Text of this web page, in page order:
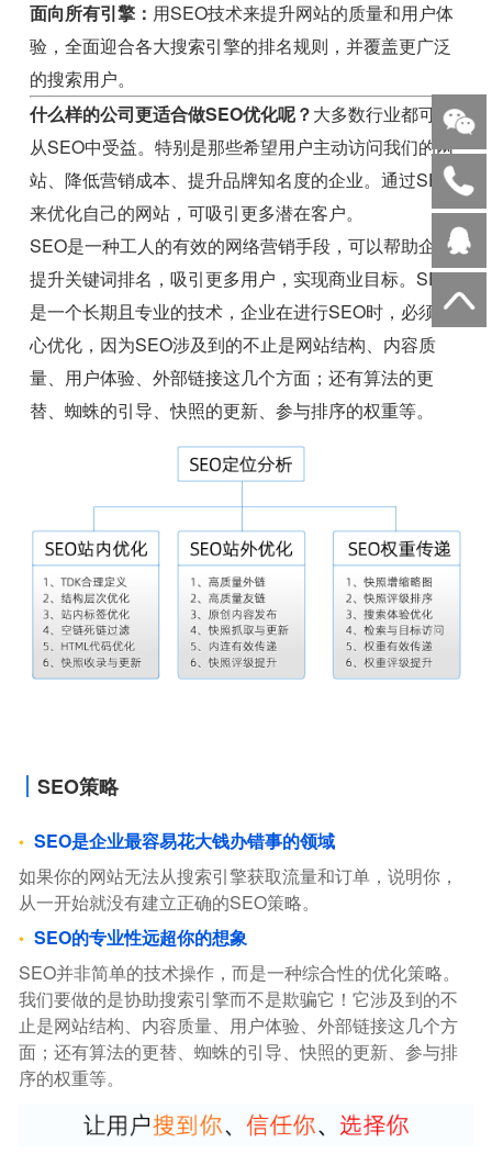
面向所有引擎： 用SEO技术来提升网站的质量和用户体
验，全面迎合各大搜索引擎的排名规则，并覆盖更广泛
的搜索用户。
什么样的公司更适合做SEO优化呢？大多数行业都可以
从SEO中受益。特别是那些希望用户主动访问我们的网
站、降低营销成本、提升品牌知名度的企业。通过SEO
来优化自己的网站，可吸引更多潜在客户。
SEO是一种工人的有效的网络营销手段，可以帮助企业
提升关键词排名，吸引更多用户，实现商业目标。SEO
是一个长期且专业的技术，企业在进行SEO时，必须耐
心优化，因为SEO涉及到的不止是网站结构、内容质
量、用户体验、外部链接这几个方面；还有算法的更
替、蜘蛛的引导、快照的更新、参与排序的权重等。
SEO策略
SEO是企业最容易花大钱办错事的领域
如果你的网站无法从搜索引擎获取流量和订单，说明你，
从一开始就没有建立正确的SEO策略。
SEO的专业性远超你的想象
SEO并非简单的技术操作，而是一种综合性的优化策略。
我们要做的是协助搜索引擎而不是欺骗它！它涉及到的不
止是网站结构、内容质量、用户体验、外部链接这几个方
面；还有算法的更替、蜘蛛的引导、快照的更新、参与排
序的权重等。